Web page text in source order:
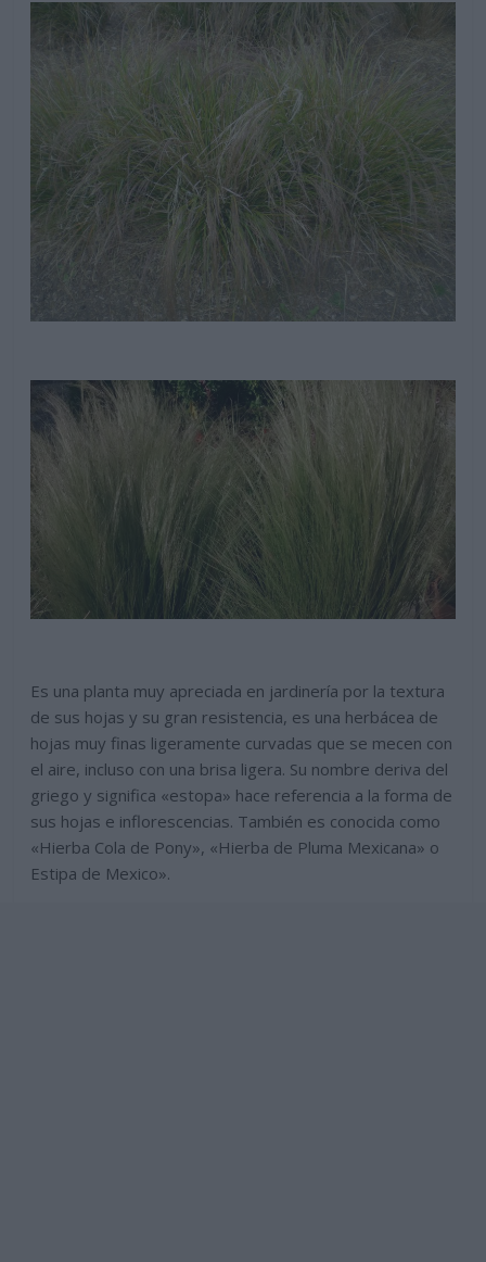
Es una planta muy apreciada en jardinería por la textura
de sus hojas y su gran resistencia, es una herbácea de
hojas muy finas ligeramente curvadas que se mecen con
el aire, incluso con una brisa ligera. Su nombre deriva del
griego y significa «estopa» hace referencia a la forma de
sus hojas e inflorescencias. También es conocida como
«Hierba Cola de Pony», «Hierba de Pluma Mexicana» o
Estipa de Mexico».